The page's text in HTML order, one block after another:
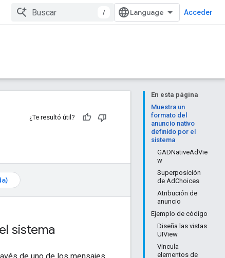
/ Acceder
En esta página
Muestra un
formato del
anuncio nativo
definido por el
sistema
GADNativeAdVie
w
Superposición
de AdChoices
Atribución de
anuncio
Ejemplo de código
Diseña las vistas
UIView
Vincula
elementos de
¿Te resultó útil?
sistema